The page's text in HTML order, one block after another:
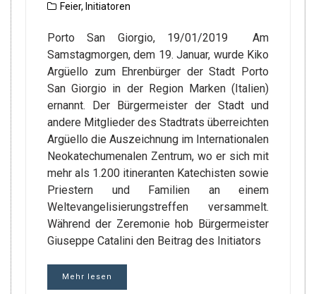
Feier, Initiatoren
Porto San Giorgio, 19/01/2019 Am
Samstagmorgen, dem 19. Januar, wurde Kiko
Argüello zum Ehrenbürger der Stadt Porto
San Giorgio in der Region Marken (Italien)
ernannt. Der Bürgermeister der Stadt und
andere Mitglieder des Stadtrats überreichten
Argüello die Auszeichnung im Internationalen
Neokatechumenalen Zentrum, wo er sich mit
mehr als 1.200 itineranten Katechisten sowie
Priestern und Familien an einem
Weltevangelisierungstreffen versammelt.
Während der Zeremonie hob Bürgermeister
Giuseppe Catalini den Beitrag des Initiators
Mehr lesen